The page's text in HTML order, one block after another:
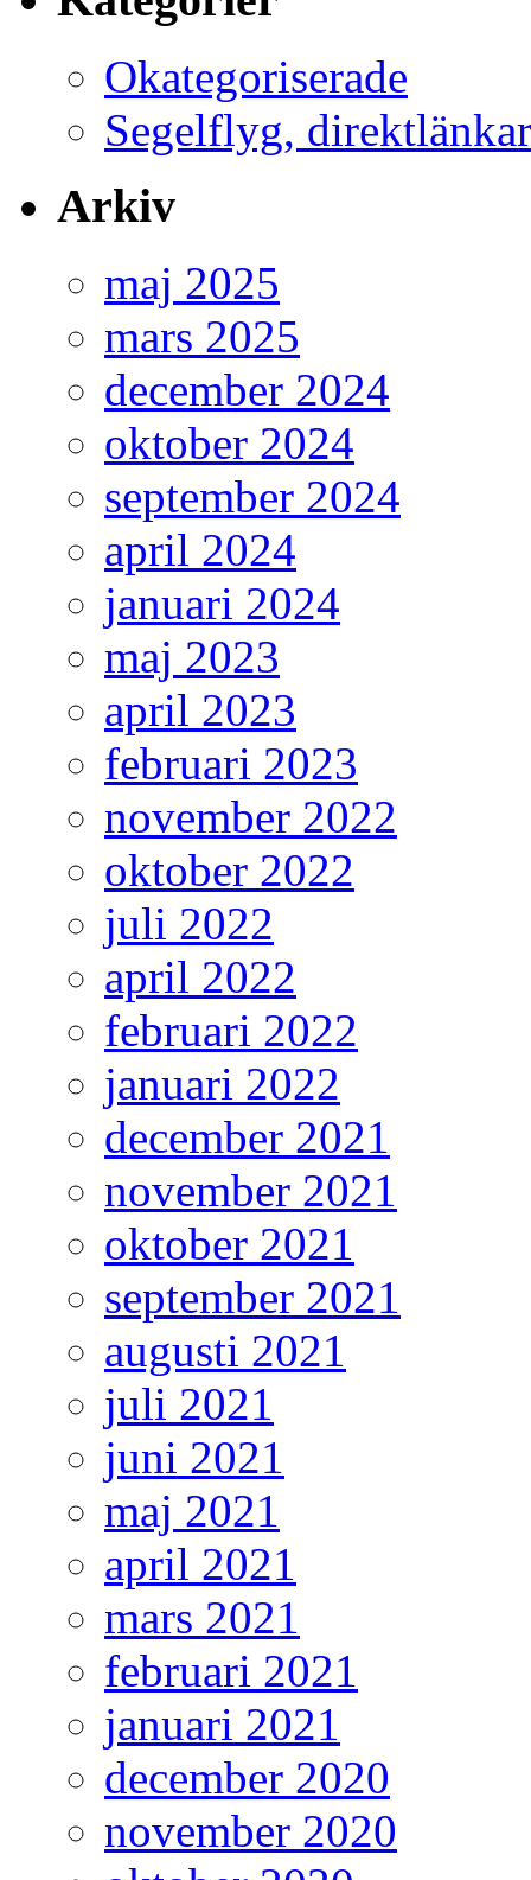
Okategoriserade
Segelflyg,
Arkiv
maj 2025
mars 2025
december 2024
oktober 2024
september 2024
april 2024
januari 2024
maj 2023
april 2023
februari 2023
november 2022
oktober 2022
juli 2022
april 2022
februari 2022
januari 2022
december 2021
november 2021
oktober 2021
september 2021
augusti 2021
juli 2021
juni 2021
maj 2021
april 2021
mars 2021
februari 2021
januari 2021
december 2020
november 2020